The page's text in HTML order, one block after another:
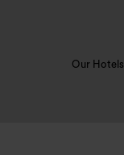
Our Hotels